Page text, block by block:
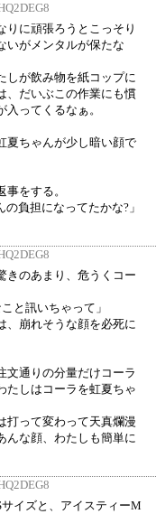
に頑張ろうとこっそり
いがメンタルが保たな
が飲み物を紙コップに
、だいぶこの作業にも慣
ってくるなぁ。
夏ちゃんが少し暗い顔で
をする。
負担になってたかな?」
のあまり、危うくコー
と訊いちゃって」
崩れそうな顔を必死に
通りの分量だけコーラ
たしはコーラを虹夏ちゃ
って変わって天真爛漫
んな顔、わたしも簡単に
イズと、アイスティーM